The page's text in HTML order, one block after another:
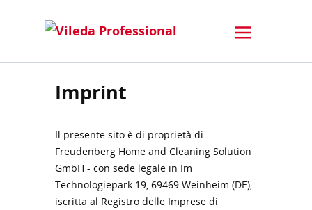
Imprint
Il presente sito è di proprietà di
Freudenberg Home and Cleaning Solution
GmbH - con sede legale in Im
Technologiepark 19, 69469 Weinheim (DE),
iscritta al Registro delle Imprese di